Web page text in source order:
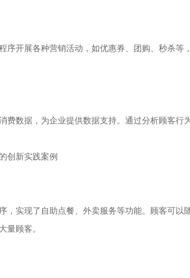
序开展各种营销活动，如优惠券、团购、秒杀
费数据，为企业提供数据支持。通过分析顾客行
创新实践案例
，实现了自助点餐、外卖服务等功能。顾客可
量顾客。